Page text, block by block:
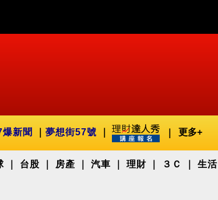
爆新聞 夢想街57號 更多+
台股 房產 汽車 理財 ３Ｃ 生活